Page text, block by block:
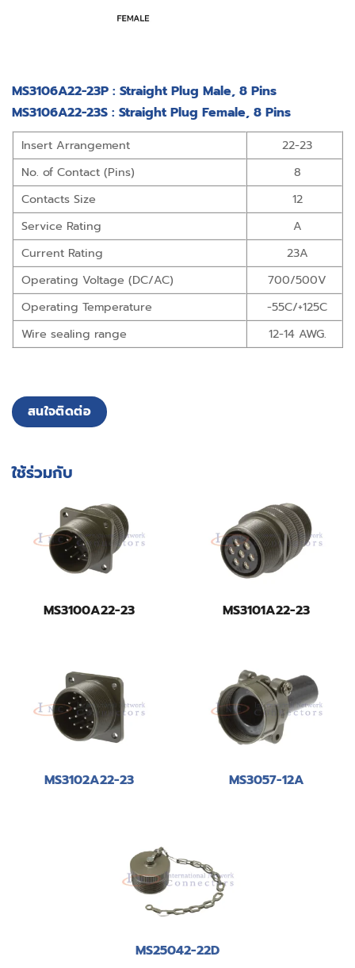
MS3106A22-23P : Straight Plug Male, 8 Pins
MS3106A22-23S : Straight Plug Female, 8 Pins
Insert Arrangement
22-23
No. of Contact (Pins)
8
Contacts Size
12
Service Rating
A
Current Rating
23A
Operating Voltage (DC/AC)
700/500V
Operating Temperature
-55C/+125C
Wire sealing range
12-14 AWG.
สนใจติดต่อ
ใช้ร่วมกับ
MS3100A22-23 MS3101A22-23
MS3102A22-23 MS3057-12A
MS25042-22D